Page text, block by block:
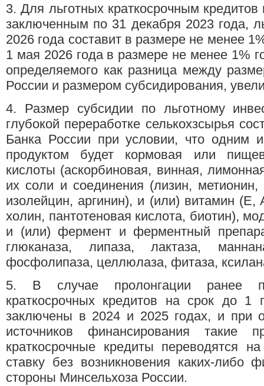
3. Для льготных краткосрочным
заключенным по 31 декабря 2023 года,
2026 года составит в размере не менее
1 мая 2026 года в размере не менее 1%
определяемого как разница между
России и размером субсидирования,
4. Размер субсидии по льготному
глубокой переработке селькохзсырья
Банка России при условии, что одним
продуктом будет кормовая или
кислоты (аскорбиновая, винная,
их соли и соединения (лизин,
изолейцин, аргинин), и (или) витамин
холин, пантотеновая кислота, биотин),
и (или) фермент и ферментный
глюканаза, липаза, лактаза,
фосфолипаза, целлюлаза, фитаза,
5. В случае пролонгации ранее
краткосрочных кредитов на срок до 1
заключены в 2024 и 2025 годах, и при
источников финансирования такие
краткосрочные кредиты переводятся
ставку без возникновения каких-либо
стороны Минсельхоза России.